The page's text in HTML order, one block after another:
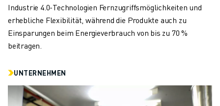
Industrie 4.0-Technologien Fernzugriffsmöglichkeiten und
erhebliche Flexibilität, während die Produkte auch zu
Einsparungen beim Energieverbrauch von bis zu 70 %
beitragen.
UNTERNEHMEN